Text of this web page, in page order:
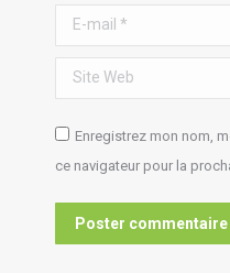
E-mail *
Site Web
Enregistrez mon nom,
ce navigateur pour la
Poster commentaire